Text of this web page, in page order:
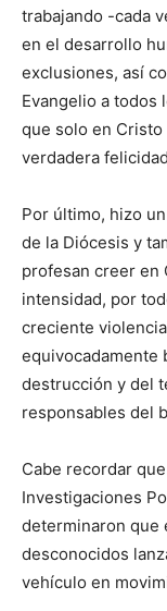
trabajando -cada
en el desarrollo
exclusiones, así
Evangelio a todos
que solo en
verdadera
Por último, hizo
de la Diócesis y
profesan creer en
intensidad, por
creciente
equivocadamente
destrucción y del
responsables del
Cabe recordar
Investigaciones
determinaron que
desconocidos
vehículo en